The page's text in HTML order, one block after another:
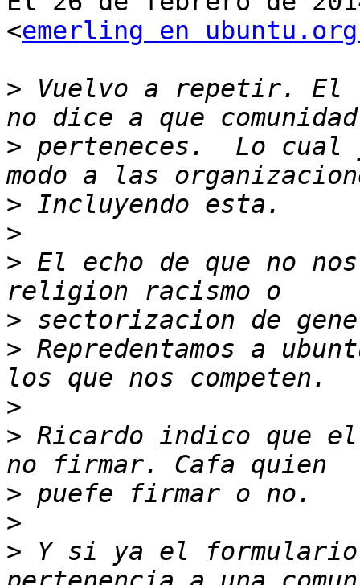
<emerling en
> Vuelvo a repetir. El
> perteneces.  Lo cual
>
>
> El echo de que no
>
> Repredentamos a
>
> Ricardo indico que
>
>
> Y si ya el